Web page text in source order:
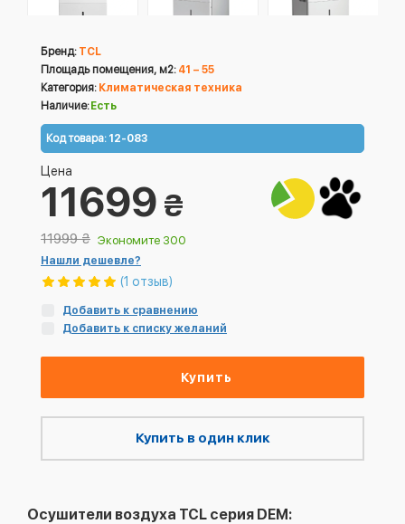
Бренд: TCL
Площадь помещения, м2: 41 – 55
Категория: Климатическая техника
Наличие: Есть
Код товара: 12-083
Цена
11699 ₴
11999₴ Экономите 300
Нашли дешевле?
(1 отзыв)
Добавить к сравнению
Добавить к списку желаний
Купить
Купить в один клик
Осушители воздуха TCL серия DEM: